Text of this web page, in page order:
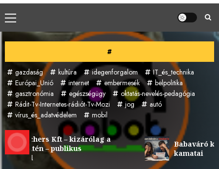
Primary
Menu
#
gazdaság kultúra idegenforgalom
IT_és_technika
Európai_Unió
internet embermesék
belpolitika
gasztronómia
egészségügy
oktatás-nevelés-pedagógia
Rádit-Tv-Internetes-rádiót-Tv-Mozi
jog
autó
vírus_és_adatvédelem
mobil
Kft – kizárólag a
– publikus
Babaváró kölcsön
kamatai